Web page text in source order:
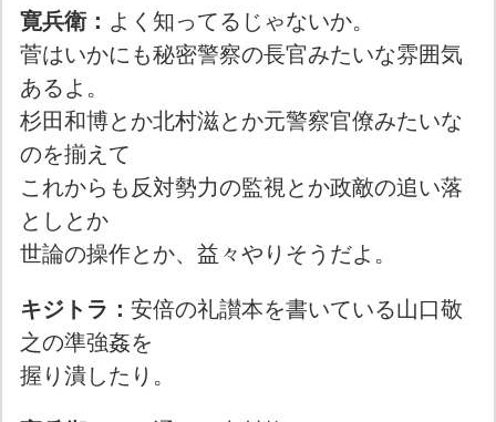
寛兵衛： よく知ってるじゃないか。
菅はいかにも秘密警察の長官みたいな雰囲気
あるよ。
杉田和博とか北村滋とか元警察官僚みたいな
のを揃えて
これからも反対勢力の監視とか政敵の追い落
としとか
世論の操作とか、益々やりそうだよ。
キジトラ：安倍の礼讃本を書いている山口敬
之の準強姦を
握り潰したり。